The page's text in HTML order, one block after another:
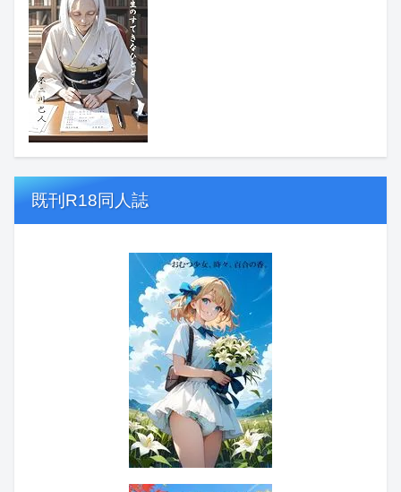
既刊R18同人誌